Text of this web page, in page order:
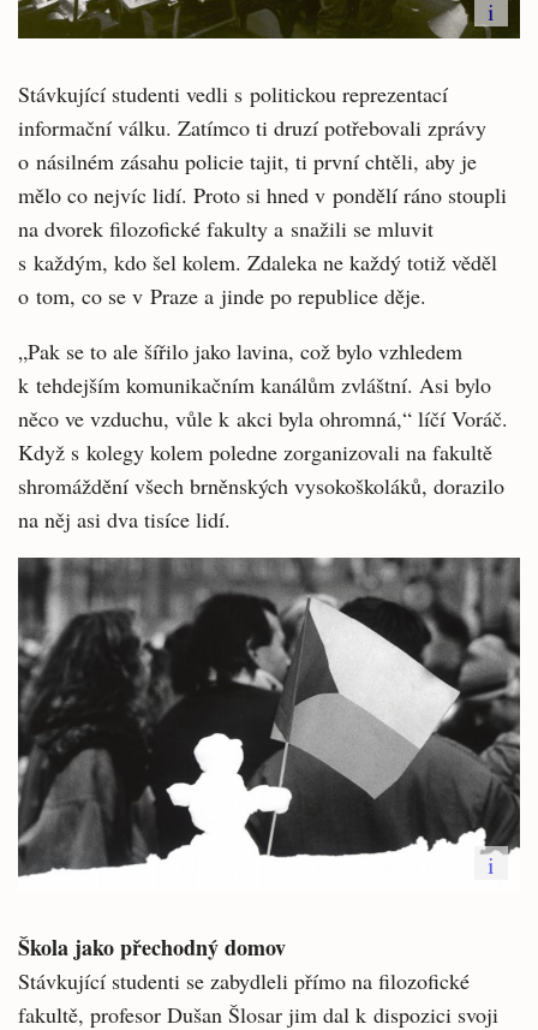
i
Stávkující studenti vedli s politickou reprezentací
informační válku. Zatímco ti druzí potřebovali zprávy
o násilném zásahu policie tajit, ti první chtěli, aby je
mělo co nejvíc lidí. Proto si hned v pondělí ráno stoupli
na dvorek filozofické fakulty a snažili se mluvit
s každým, kdo šel kolem. Zdaleka ne každý totiž věděl
o tom, co se v Praze a jinde po republice děje.
„Pak se to ale šířilo jako lavina, což bylo vzhledem
k tehdejším komunikačním kanálům zvláštní. Asi bylo
něco ve vzduchu, vůle k akci byla ohromná,“ líčí Voráč.
Když s kolegy kolem poledne zorganizovali na fakultě
shromáždění všech brněnských vysokoškoláků, dorazilo
na něj asi dva tisíce lidí.
i
Škola jako přechodný domov
Stávkující studenti se zabydleli přímo na filozofické
fakultě, profesor Dušan Šlosar jim dal k dispozici svoji